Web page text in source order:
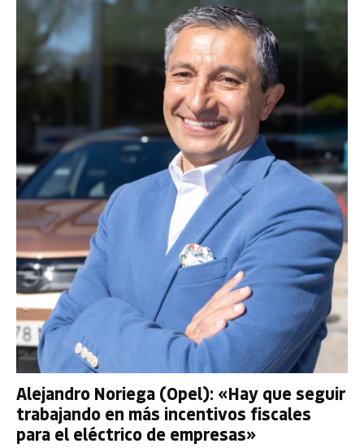
Alejandro Noriega (Opel): «Hay que seguir
trabajando en más incentivos fiscales
para el eléctrico de empresas»